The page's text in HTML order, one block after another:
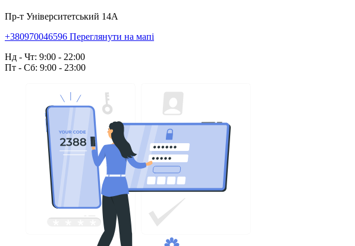
Пр-т Університетський 14А
+380970046596 Переглянути на мапі
Нд - Чт: 9:00 - 22:00
Пт - Сб: 9:00 - 23:00